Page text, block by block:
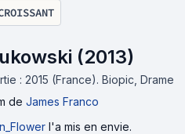
(2013)
: 2015 (France). Biopic, Drame
de James Franco
l'a mis en envie.